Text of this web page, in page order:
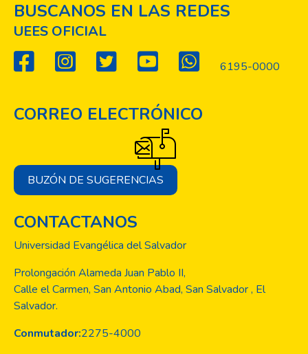
BUSCANOS EN LAS REDES
UEES OFICIAL
6195-0000
CORREO ELECTRÓNICO
BUZÓN DE SUGERENCIAS
CONTACTANOS
Universidad Evangélica del Salvador
Prolongación Alameda Juan Pablo II,
Calle el Carmen, San Antonio Abad, San Salvador , El
Salvador.
Conmutador:2275-4000